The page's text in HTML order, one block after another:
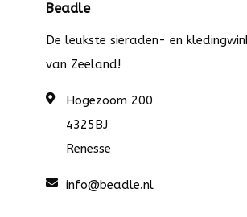
Beadle
De leukste sieraden- en
van Zeeland!
Hogezoom 200
4325BJ
Renesse
info@beadle.nl